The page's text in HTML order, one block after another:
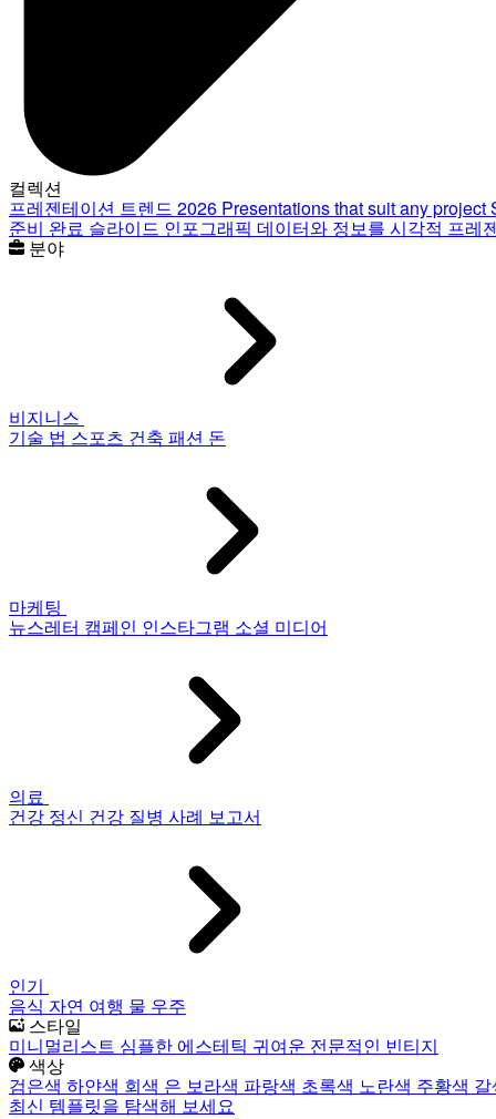
컬렉션
프레젠테이션 트렌드 2026 Presentations that suit any project
준비 완료 슬라이드 인포그래픽 데이터와 정보를 시각적 프레
분야
비지니스
기술 법 스포츠 건축 패션 돈
마케팅
뉴스레터 캠페인 인스타그램 소셜 미디어
의료
건강 정신 건강 질병 사례 보고서
인기
음식 자연 여행 물 우주
스타일
미니멀리스트 심플한 에스테틱 귀여운 전문적인 빈티지
색상
검은색 하얀색 회색 은 보라색 파랑색 초록색 노란색 주황색
최신 템플릿을 탐색해 보세요